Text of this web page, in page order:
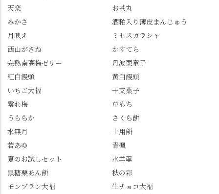
を実施中。期限は
7/26（日）。但し、「み
ずは北川」のアプリ会
ゼリーは生の写真を撮
りたかったのですが、
崩れてしまいました。
うにおすすめ。ポイン
トもすぐに貯まります
し、いろんな特典もあ
していない人はぜひこ
の機会に会員登録もし
瑞々しい花がたくさん
✨ちょうどこの日から
始まった「あじさい供
養」で、池に浮かぶあ
じさいにも出会えるか
も。 天然記念物の「遊
龍の松」は、地を這う
ように伸びる主幹がま
える迫力！そして桂昌
院お手植えと伝わる樹
齢300年超のしだれ
桜。"玉の輿"の語源に
院と徳川綱吉の、教科
書がひっくり返るよう
天楽
お茶丸
みかさ
酒粕入り薄皮まんじゅう
月映え
ミセスガラシャ
西山がさね
かすてら
完熟南高梅ゼリー
丹波栗童子
紅白饅頭
黄白饅頭
いちご大福
干支菓子
零れ梅
草もち
うららか
さくら餅
水無月
土用餅
若あゆ
青楓
夏のお試しセット
水羊羹
黒糖栗あん餅
秋の彩
モンブラン大福
生チョコ大福